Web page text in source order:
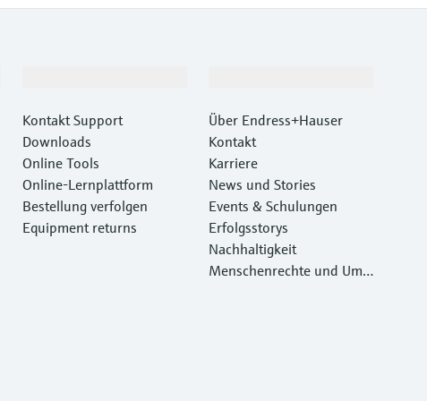
Kontakt Support
Downloads
Online Tools
Online-Lernplattform
Bestellung verfolgen
Equipment returns
Über Endress+Hauser
Kontakt
Karriere
News und Stories
Events & Schulungen
Erfolgsstorys
Nachhaltigkeit
Menschenrechte und Umw